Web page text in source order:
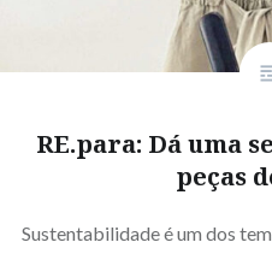
RE.para: Dá uma
peças
Sustentabilidade é um dos